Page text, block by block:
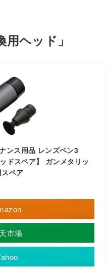
ヘッド」
ンス用品 レンズペン3
ドスペア】 ガンメタリッ
ペア
市場